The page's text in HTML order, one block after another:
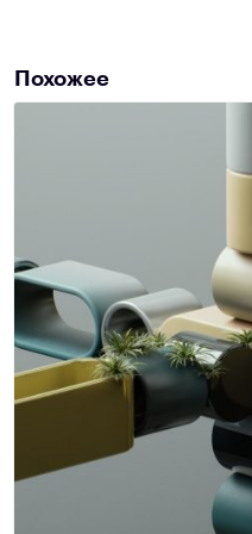
Похожее